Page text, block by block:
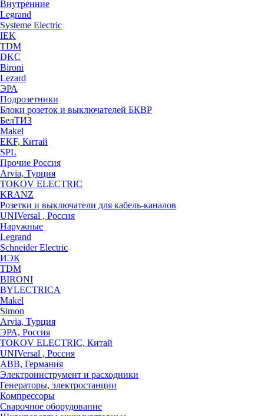
Внутренние
Legrand
Systeme Electric
IEK
TDM
DKC
Bironi
Lezard
ЭРА
Подрозетники
Блоки розеток и выключателей БКВР
БелТИЗ
Makel
EKF, Китай
SPL
Прочие Россия
Arvia, Турция
TOKOV ELECTRIC
KRANZ
Розетки и выключатели для кабель-каналов
UNIVersal , Россия
Наружные
Legrand
Schneider Electric
ИЭК
TDM
BIRONI
BYLECTRICA
Makel
Simon
Arvia, Турция
ЭРА, Россия
TOKOV ELECTRIC, Китай
UNIVersal , Россия
ABB, Германия
Электроинструмент и расходники
Генераторы, электростанции
Компрессоры
Сварочное оборудование